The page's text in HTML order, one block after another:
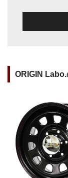
ORIGIN